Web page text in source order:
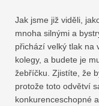
Jak jsme již viděli,
mnoha silnými a
přichází velký tlak na
kolegy, a budete je
žebříčku. Zjistíte, že
protože toto odvětví
konkurenceschopné